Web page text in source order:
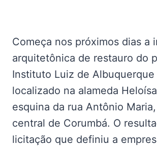
Começa nos próximos dias a
arquitetônica de restauro do
Instituto Luiz de Albuquerque
localizado na alameda
esquina da rua Antônio
central de Corumbá. O
licitação que definiu a